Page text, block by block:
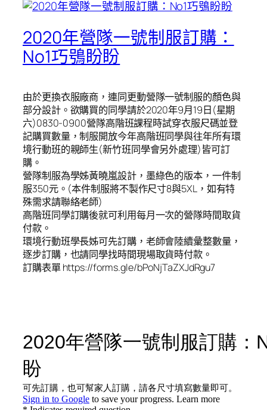
2020年營隊一號制服訂購：
No1巧鴞盼盼
由於更換衣服廠商，連同更動營隊一號制服的顏色與
部分設計。欲購買的同學請於2020年9月19日(星期
六)0830-0900營隊高階班課程時試穿衣服尺碼並登
記購買數量，制服開放今年高階班同學與往年所有環
境行動班的親師生(新竹班同學會另外處理)皆可訂
購。
營隊制服為學姊黃曉嵐設計，墨綠色的版本，一件制
服350元。(本件制服將不製作尺寸8與5XL，如有特
殊需求請聯絡老師)
高階班同學訂購後就可利用每月一次的營隊時間取貨
付款。
環境行動班學長姊可先訂購，老師會陸續彙整數量，
逐步訂購，也請同學找時間現場取貨時付款。
訂購表單 https://forms.gle/bPoNjTaZXJdRgu7